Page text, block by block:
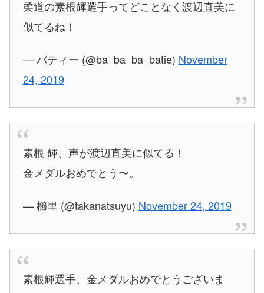
柔道の素根輝選手ってどことなく渡辺直美に
似てるね！
— バティー (@ba_ba_ba_batie) November
24, 2019
素根 輝、声が渡辺直美に似てる！
金メダルおめでとう〜。
— 櫛里 (@takanatsuyu) November 24, 2019
素根輝選手、金メダルおめでとうございま